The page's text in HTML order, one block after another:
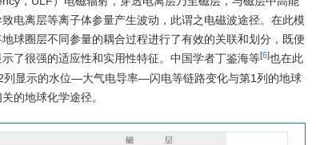
电离层等离子体参量产生波动，此谓之电磁波途径。在此模
球圈层不同参量的耦合过程进行了有效的关联和划分，既便
了很强的适应性和实用性特征。中国学者丁鉴海等[6]也在此
列显示的水位—大气电导率—闪电等链路变化与第1列的地球
的地球化学途径。